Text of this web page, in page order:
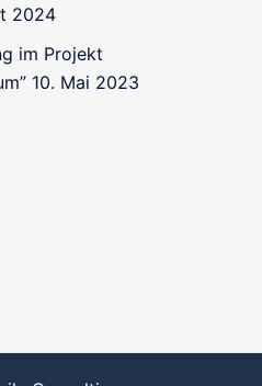
2024
im Projekt
10. Mai 2023